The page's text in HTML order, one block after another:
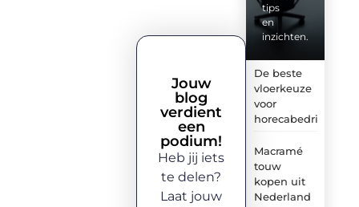
tips
en
inzichten.
De beste
vloerkeuze
voor
horecabedrijven
Macramé
touw
kopen uit
Nederland
Jouw
blog
verdient
een
podium!
Heb jij iets
te delen?
Laat jouw